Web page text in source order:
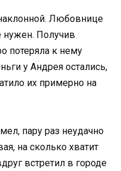
Любовнице
Получив
потеряла к нему
у Андрея остались,
их примерно на
пару раз неудачно
на сколько хватит
встретил в городе